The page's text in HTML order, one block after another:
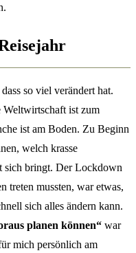
so viel verändert hat.
ist zum
ist am Boden. Zu Beginn
welch krasse
sich bringt. Der Lockdown
treten mussten, war etwas,
sich alles ändern kann.
planen können“ war
mich persönlich am